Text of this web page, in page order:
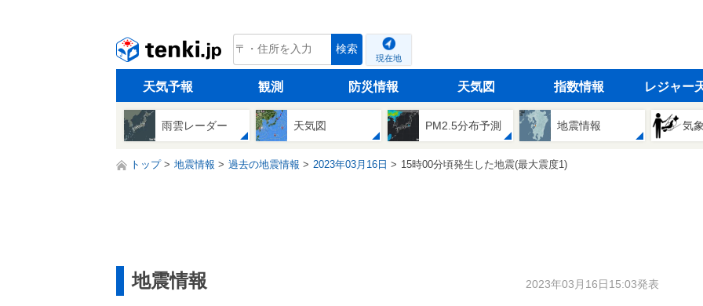
tenki.jp 検索
現在地
天気予報 観測 防災情報 天気図 指数情報 レジャー
雨雲レーダー 天気図 PM2.5分布予測 地震情報 気
トップ 地震情報 過去の地震情報 2023年03月16日 15時00分頃発生した地震(最大震度1)
地震情報 2023年03月16日15:03発表